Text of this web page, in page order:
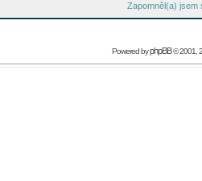
Zapomněl(a) jsem
Powered byphpBB© 2001,